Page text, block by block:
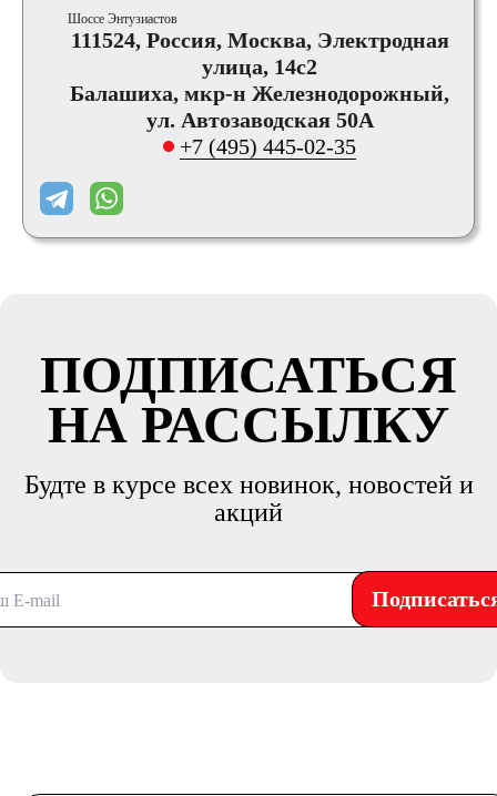
Шоссе Энтузиастов
111524, Россия, Москва, Электродная
улица, 14с2
Балашиха, мкр-н Железнодорожный,
ул. Автозаводская 50А
+7 (495) 445-02-35
ПОДПИСАТЬСЯ
НА РАССЫЛКУ
Будте в курсе всех новинок, новостей и
акций